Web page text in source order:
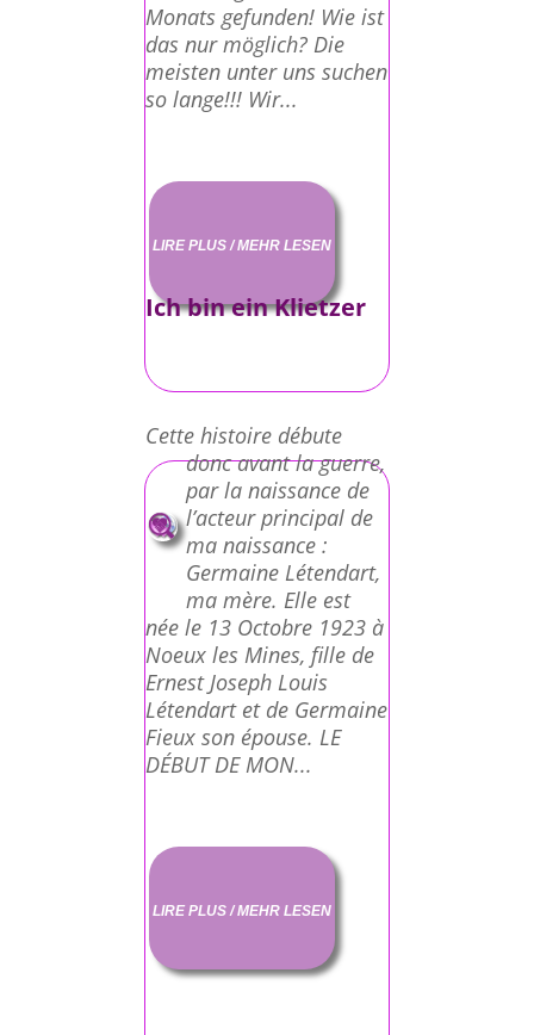
Monats gefunden! Wie ist
das nur möglich? Die
meisten unter uns suchen
so lange!!! Wir...
LIRE PLUS / MEHR LESEN
Ich bin ein Klietzer
Cette histoire débute
donc avant la guerre,
par la naissance de
l’acteur principal de
ma naissance :
Germaine Létendart,
ma mère. Elle est
née le 13 Octobre 1923 à
Noeux les Mines, fille de
Ernest Joseph Louis
Létendart et de Germaine
Fieux son épouse. LE
DÉBUT DE MON...
LIRE PLUS / MEHR LESEN